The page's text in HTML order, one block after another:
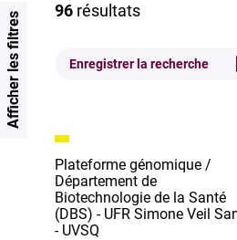
96 résultats
Enregistrer la recherche
Plateforme génomique /
Département de
Biotechnologie de la Santé
(DBS) - UFR Simone Veil
- UVSQ
Afficher les filtres